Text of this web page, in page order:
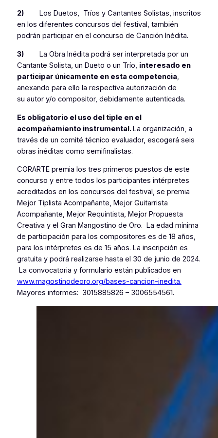
2)Los Duetos, Tríos y Cantantes Solistas, inscritos
en los diferentes concursos del festival, también
podrán participar en el concurso de Canción Inédita.
3)La Obra Inédita podrá ser interpretada por un
Cantante Solista, un Dueto o un Trío, interesado en
participar únicamente en esta competencia,
anexando para ello la respectiva autorización de
su autor y/o compositor, debidamente autenticada.
Es obligatorio el uso del tiple en el
acompañamiento instrumental.La organización, a
través de un comité técnico evaluador, escogerá seis
obras inéditas como semifinalistas.
CORARTE premia los tres primeros puestos de este
concurso y entre todos los participantes intérpretes
acreditados en los concursos del festival, se premia
Mejor Tiplista Acompañante, Mejor Guitarrista
Acompañante, Mejor Requintista, Mejor Propuesta
Creativa y el Gran Mangostino de Oro. La edad mínima
de participación para los compositores es de 18 años,
para los intérpretes es de 15 años. La inscripción es
gratuita y podrá realizarse hasta el 30 de junio de 2024.
La convocatoria y formulario están publicados en
www.magostinodeoro.org/bases-cancion-inedita.
Mayores informes: 3015885826 – 3006554561.